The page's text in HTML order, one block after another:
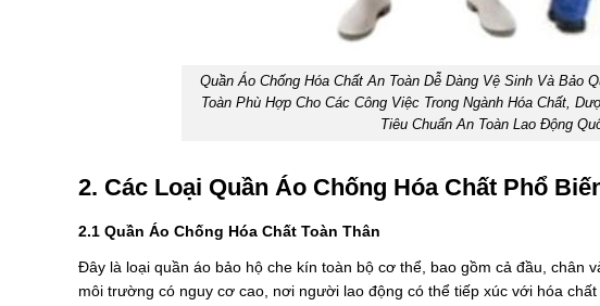
Quần Áo Chống Hóa Chất An Toàn Dễ Dàng Vệ Sinh Và Bảo
Toàn Phù Hợp Cho Các Công Việc Trong Ngành Hóa Chất,
Tiêu Chuẩn An Toàn Lao Động
2. Các Loại Quần Áo Chống Hóa Chất Phổ
2.1 Quần Áo Chống Hóa Chất Toàn Thân
Đây là loại quần áo bảo hộ che kín toàn bộ cơ thể, bao gồm cả đầu, chân
môi trường có nguy cơ cao, nơi người lao động có thể tiếp xúc với hóa